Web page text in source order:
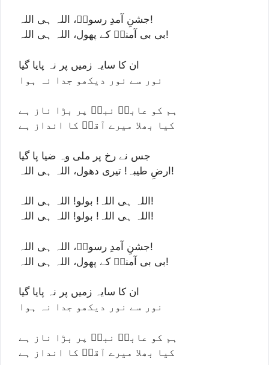
جشنِ آمدِ رسولؐ، اللہ ہی اللہ!
بی بی آمنہؑ کے پھول، اللہ ہی اللہ!
ان کا سایہ زمیں پر نہ پایا گیا
نور سے نور دیکھو جدا نہ ہوا
ہم کو عابدؔ نبیؐ پر بڑا ناز ہے
کیا بھلا میرے آقاؐ کا انداز ہے
جس نے رخ پر ملی وہ ضیا پا گیا
ارضِ طیبہ! تیری دھول، اللہ ہی اللہ!
اللہ ہی اللہ! بولو! اللہ ہی اللہ!
اللہ ہی اللہ! بولو! اللہ ہی اللہ!
جشنِ آمدِ رسولؐ، اللہ ہی اللہ!
بی بی آمنہؑ کے پھول، اللہ ہی اللہ!
ان کا سایہ زمیں پر نہ پایا گیا
نور سے نور دیکھو جدا نہ ہوا
ہم کو عابدؔ نبیؐ پر بڑا ناز ہے
کیا بھلا میرے آقاؐ کا انداز ہے